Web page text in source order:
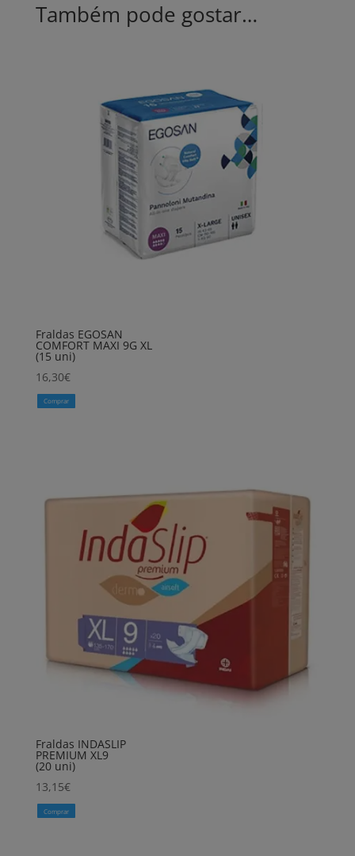
Também pode gostar…
Fraldas EGOSAN
COMFORT MAXI 9G XL
(15 uni)
16,30€
Comprar
Fraldas INDASLIP
PREMIUM XL9
(20 uni)
13,15€
Comprar